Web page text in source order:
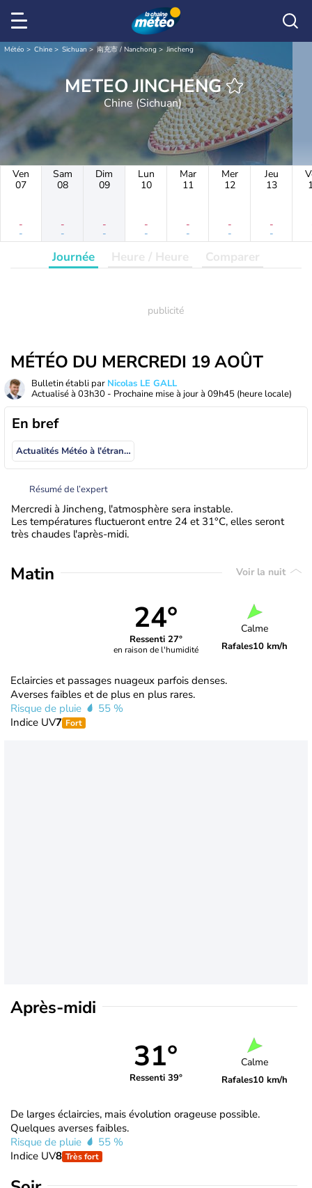
Météo Chine Sichuan 南充市 / Nanchong Jincheng
METEO JINCHENG
Chine (Sichuan)
Ven
07
-
-
Sam
08
-
-
Dim
09
-
-
Lun
10
-
-
Mar
11
-
-
Mer
12
-
-
Jeu
13
-
-
Journée Heure / Heure Comparer
MÉTÉO DU MERCREDI 19 AOÛT
Bulletin établi par Nicolas LE GALL
Actualisé à 03h30 - Prochaine mise à jour à 09h45 (heure locale)
En bref
Actualités Météo à l'étranger
Résumé de l’expert
Mercredi à Jincheng, l'atmosphère sera instable.
Les températures fluctueront entre 24 et 31°C, elles seront
très chaudes l'après-midi.
Matin Voir la nuit
24°
Ressenti 27°
en raison de l'humidité
Calme
Rafales10 km/h
Eclaircies et passages nuageux parfois denses.
Averses faibles et de plus en plus rares.
Risque de pluie
55 %
Indice UV7 Fort
Après-midi
31°
Ressenti 39°
Calme
Rafales10 km/h
De larges éclaircies, mais évolution orageuse possible.
Quelques averses faibles.
Risque de pluie
55 %
Indice UV8 Très fort